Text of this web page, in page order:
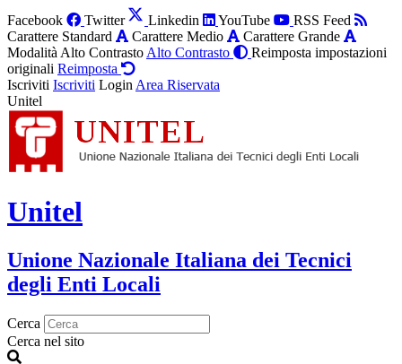
Facebook Twitter Linkedin YouTube
RSS Feed
Carattere Standard
Carattere Medio
Carattere Grande
Modalità Alto Contrasto Alto Contrasto
Reimposta impostazioni
originali Reimposta
Iscriviti Iscriviti Login Area Riservata
Unitel
Unitel
Unione Nazionale Italiana dei Tecnici
degli Enti Locali
Cerca
Cerca nel sito